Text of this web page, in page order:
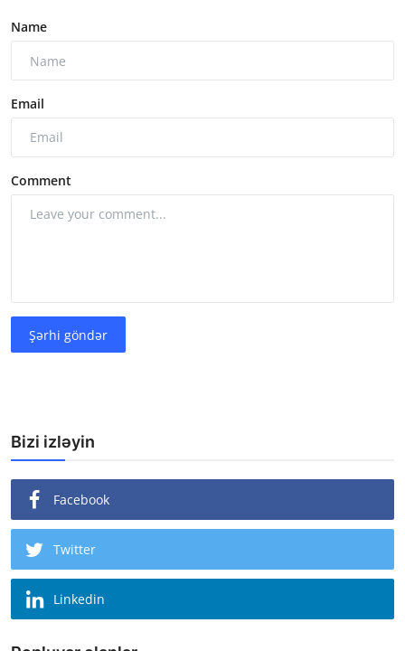
Name
Email
Comment
Şərhi göndər
Bizi izləyin
Facebook
Twitter
Linkedin